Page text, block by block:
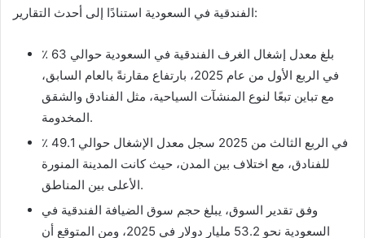
الفندقية في السعودية استنادًا إلى أحدث التقارير:
بلغ معدل إشغال الغرف الفندقية في السعودية حوالي 63 ٪
في الربع الأول من عام 2025، بارتفاع مقارنةً بالعام السابق،
مع تباين تبعًا لنوع المنشآت السياحية، مثل الفنادق والشقق
المخدومة.
في الربع الثالث من 2025 سجل معدل الإشغال حوالي 49.1 ٪
للفنادق، مع اختلاف بين المدن، حيث كانت المدينة المنورة
الأعلى بين المناطق.
وفق تقدير السوق، يبلغ حجم سوق الضيافة الفندقية في
السعودية نحو 53.2 مليار دولار في 2025، ومن المتوقع أن